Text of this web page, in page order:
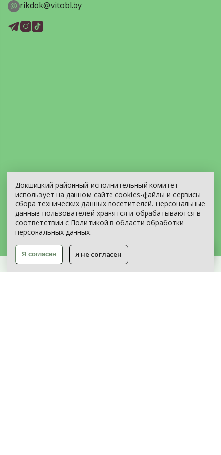
rikdok@vitobl.by
ЭЛЕКТРОННОЕ ОБРАЩЕНИЕ
КАРТА САЙТА
Докшицкий районный исполнительный комитет
использует на данном сайте cookies-файлы и сервисы
сбора технических данных посетителей. Персональные
данные пользователей хранятся и обрабатываются в
соответствии с Политикой в области обработки
персональных данных.
Я не согласен
Я согласен